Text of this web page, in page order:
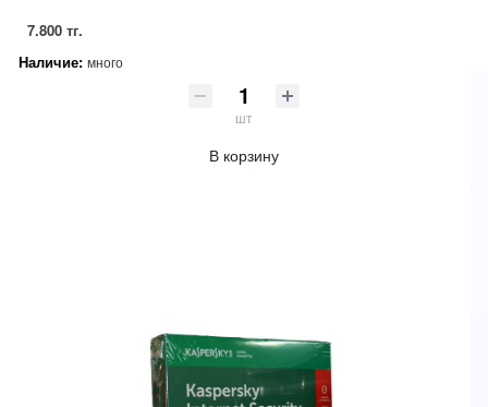
7.800 тг.
Наличие: много
шт
В корзину